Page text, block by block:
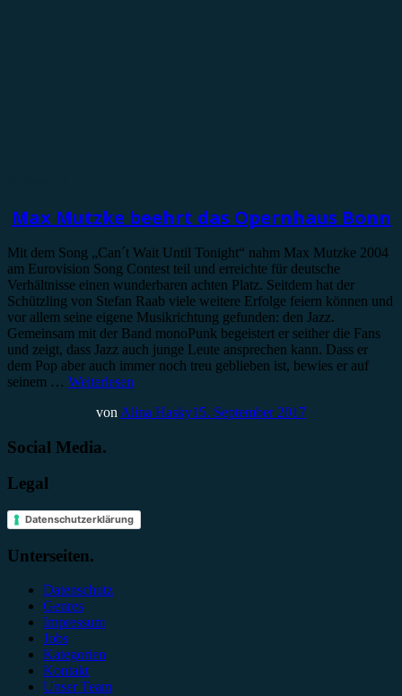
Max Mutzke beehrt das Opernhaus Bonn
Mit dem Song „Can´t Wait Until Tonight“ nahm Max Mutzke 2004
am Eurovision Song Contest teil und erreichte für deutsche
Verhältnisse einen wunderbaren achten Platz. Seitdem hat der
Schützling von Stefan Raab viele weitere Erfolge feiern können und
vor allem seine eigene Musikrichtung gefunden: den Jazz.
Gemeinsam mit der Band monoPunk begeistert er seither die Fans
und zeigt, dass Jazz auch junge Leute ansprechen kann. Dass er
dem Pop aber auch immer noch treu geblieben ist, bewies er auf
seinem … Weiterlesen
von Alina Hasky15. September 2017
Social Media.
Legal
Datenschutzerklärung
Unterseiten.
Datenschutz
Genres
Impressum
Jobs
Kategorien
Kontakt
Unser Team